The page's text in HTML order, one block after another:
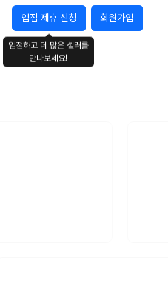
입점 제휴 신청
입점하고 더 많은 셀러를
만나보세요!
회원가입